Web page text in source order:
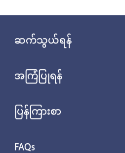
ဆက်သွယ်ရန်
အကြံပြုရန်
ပြန်ကြားစာ
FAQs